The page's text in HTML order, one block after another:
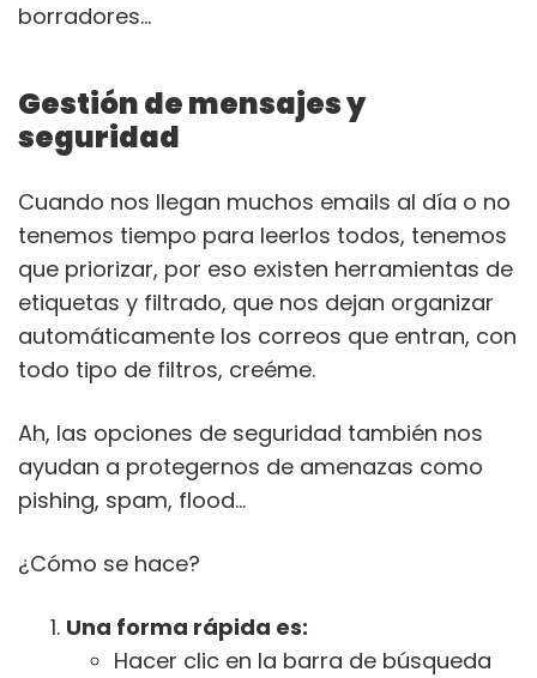
borradores…
Gestión de mensajes y
seguridad
Cuando nos llegan muchos emails al día o no
tenemos tiempo para leerlos todos, tenemos
que priorizar, por eso existen herramientas de
etiquetas y filtrado, que nos dejan organizar
automáticamente los correos que entran, con
todo tipo de filtros, creéme.
Ah, las opciones de seguridad también nos
ayudan a protegernos de amenazas como
pishing, spam, flood…
¿Cómo se hace?
Una forma rápida es:
Hacer clic en la barra de búsqueda